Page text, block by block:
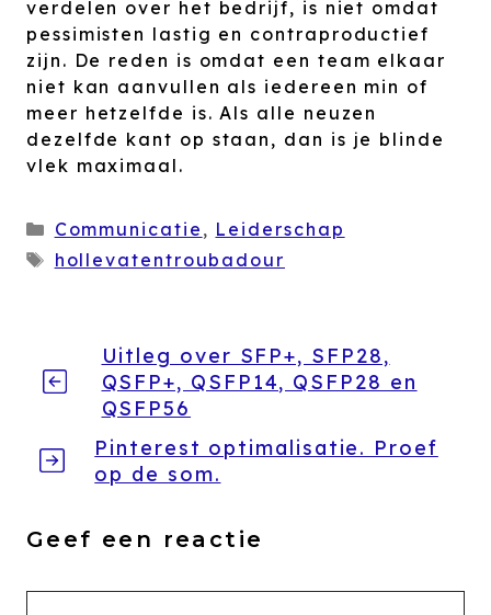
verdelen over het bedrijf, is niet omdat
pessimisten lastig en contraproductief
zijn. De reden is omdat een team elkaar
niet kan aanvullen als iedereen min of
meer hetzelfde is. Als alle neuzen
dezelfde kant op staan, dan is je blinde
vlek maximaal.
Categorieën
Communicatie , Leiderschap
Tags
hollevatentroubadour
Uitleg over SFP+, SFP28,
QSFP+, QSFP14, QSFP28 en
QSFP56
Pinterest optimalisatie. Proef
op de som.
Geef een reactie